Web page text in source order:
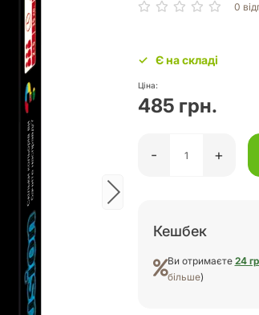
0
Є на складі
Ціна:
485 грн.
- +
Кешбек
Ви отримаєте 24
більше)